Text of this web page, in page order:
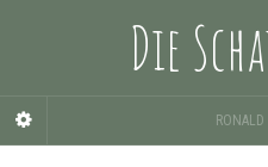
Die